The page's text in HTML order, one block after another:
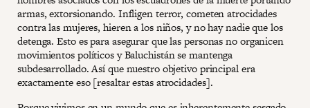
armas, extorsionando. Infligen terror, cometen atrocidades
contra las mujeres, hieren a los niños, y no hay nadie que los
detenga. Esto es para asegurar que las personas no organicen
movimientos políticos y Baluchistán se mantenga
subdesarrollado. Así que nuestro objetivo principal era
exactamente eso [resaltar estas atrocidades].